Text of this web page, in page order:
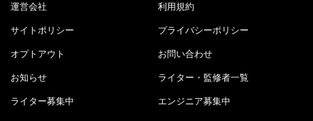
運営会社 利用規約
サイトポリシー プライバシーポリシー
オプトアウト お問い合わせ
お知らせ ライター・監修者一覧
ライター募集中 エンジニア募集中